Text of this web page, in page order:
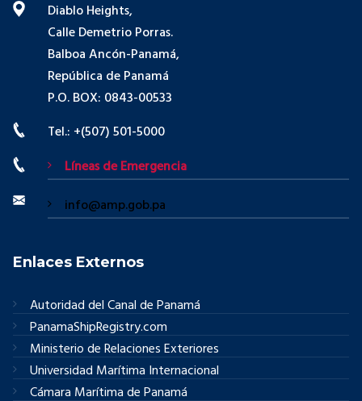
Diablo Heights,
Calle Demetrio Porras.
Balboa Ancón-Panamá,
República de Panamá
P.O. BOX: 0843-00533
Tel.: +(507) 501-5000
Líneas de Emergencia
info@amp.gob.pa
Enlaces Externos
Autoridad del Canal de Panamá
PanamaShipRegistry.com
Ministerio de Relaciones Exteriores
Universidad Marítima Internacional
Cámara Marítima de Panamá